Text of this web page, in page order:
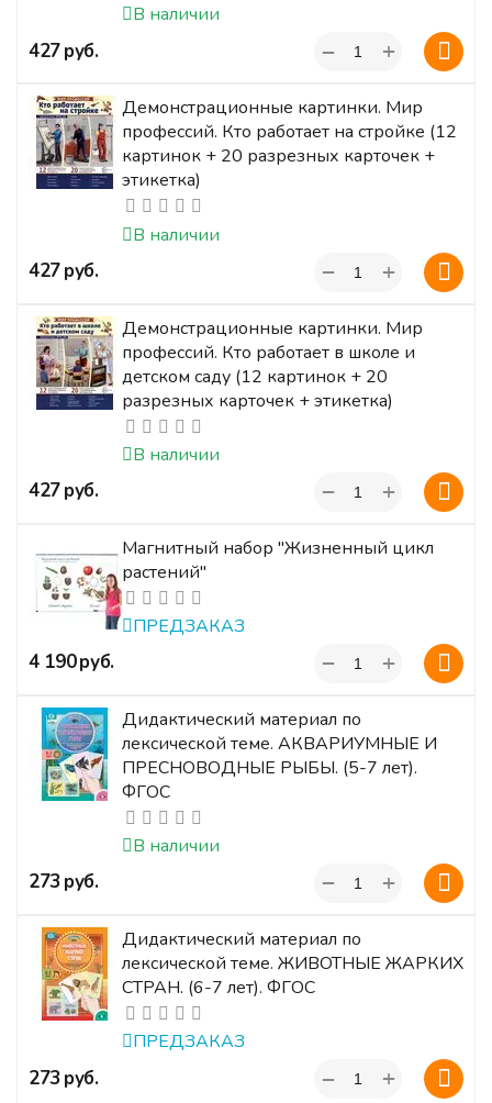
В наличии
‍427‍руб. +
−
Демонстрационные картинки. Мир
профессий. Кто работает на стройке (12
картинок + 20 разрезных карточек +
этикетка)
В наличии
‍427‍руб. +
−
Демонстрационные картинки. Мир
профессий. Кто работает в школе и
детском саду (12 картинок + 20
разрезных карточек + этикетка)
В наличии
‍427‍руб. +
−
Магнитный набор "Жизненный цикл
растений"
ПРЕДЗАКАЗ
‍4 190‍руб. +
−
Дидактический материал по
лексической теме. АКВАРИУМНЫЕ И
ПРЕСНОВОДНЫЕ РЫБЫ. (5-7 лет).
ФГОС
В наличии
‍273‍руб. +
−
Дидактический материал по
лексической теме. ЖИВОТНЫЕ ЖАРКИХ
СТРАН. (6-7 лет). ФГОС
ПРЕДЗАКАЗ
‍273‍руб. +
−